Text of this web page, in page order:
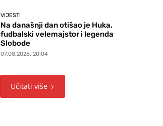
VIJESTI
Na današnji dan otišao je Huka,
fudbalski velemajstor i legenda
Slobode
07.08.2026. 20:04
Učitati više